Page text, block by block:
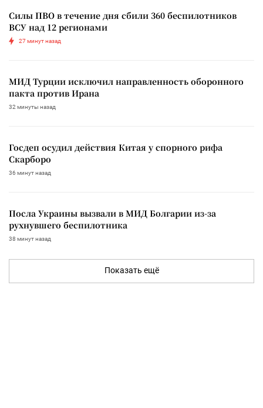
Силы ПВО в течение дня сбили 360 беспилотников
ВСУ над 12 регионами
27 минут назад
МИД Турции исключил направленность оборонного
пакта против Ирана
32 минуты назад
Госдеп осудил действия Китая у спорного рифа
Скарборо
36 минут назад
Посла Украины вызвали в МИД Болгарии из-за
рухнувшего беспилотника
38 минут назад
Показать ещё